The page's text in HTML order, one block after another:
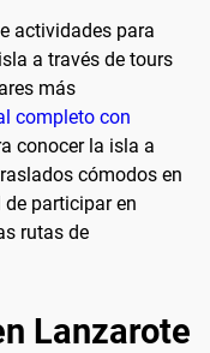
actividades para
a través de tours
más
completo con
conocer la isla a
cómodos en
participar en
rutas de
Lanzarote